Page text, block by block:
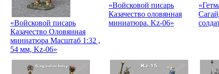
«Войсковой писарь
Казачество Оловянная
миниатюра Масштаб 1:32 ,
54 мм, Kz-06»
«Войсковой писарь
Казачество оловянная
миниатюра. Kz-06»